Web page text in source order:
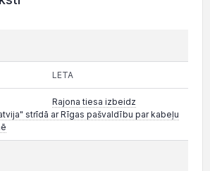
LETA
Rajona tiesa izbeidz
strīdā ar Rīgas pašvaldību par kabeļu